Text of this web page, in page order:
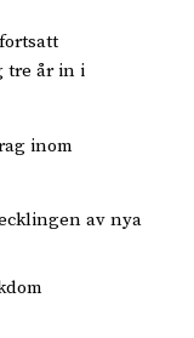
tre år in i
inom
av nya